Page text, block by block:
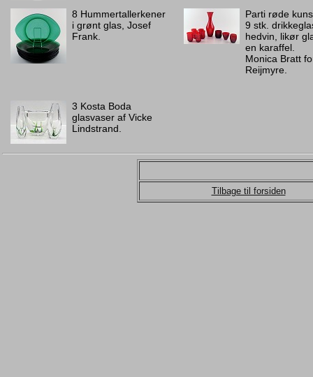
8 Hummertallerkener
i grønt glas, Josef
Frank.
Parti røde
9 stk.
hedvin, likør
en karaffel.
Monica Bratt
Reijmyre.
3 Kosta Boda
glasvaser af Vicke
Lindstrand.
Tilbage til forsiden